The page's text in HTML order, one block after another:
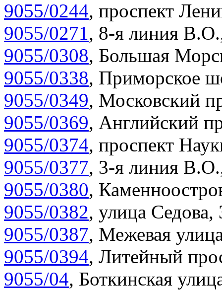
9055/0244, проспект
9055/0271, 8-я линия
9055/0308, Большая
9055/0338, Приморское
9055/0349, Московский
9055/0369, Английский
9055/0374, проспект
9055/0377, 3-я линия
9055/0380,
9055/0382, улица Седова,
9055/0387, Межевая
9055/0394, Литейный
9055/04, Боткинская